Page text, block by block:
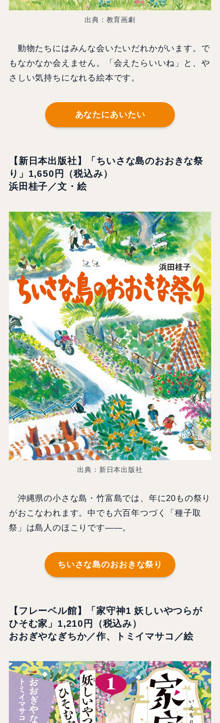
出典：教育画劇
動物たちにはみんな会いたいだれかがいます。で
もなかなか会えません。「会えたらいいね」と、や
さしい気持ちになれる絵本です。
あなたにあいたい
【新日本出版社】「ちいさな島のおおきな祭
り」1,650円（税込み）
浜田桂子／文・絵
出典：新日本出版社
沖縄県の小さな島・竹富島では、年に20もの祭り
がおこなわれます。中でも六百年つづく「種子取
祭」は島人のほこりです――。
ちいさな島のおおきな祭り
【フレーベル館】「家守神1 妖しいやつらが
ひそむ家」1,210円（税込み）
おおぎやなぎちか／作、トミイマサコ／絵